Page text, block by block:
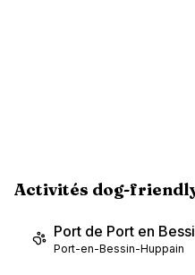
Activités dog-
Port de Port en
Port-en-Bessin-Huppain